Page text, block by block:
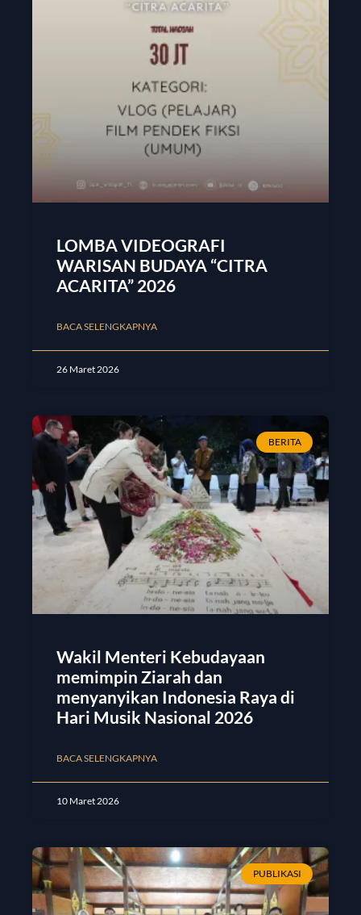
LOMBA VIDEOGRAFI
WARISAN BUDAYA “CITRA
ACARITA” 2026
BACA SELENGKAPNYA
26 Maret 2026
BERITA
Wakil Menteri Kebudayaan
memimpin Ziarah dan
menyanyikan Indonesia Raya di
Hari Musik Nasional 2026
BACA SELENGKAPNYA
10 Maret 2026
PUBLIKASI